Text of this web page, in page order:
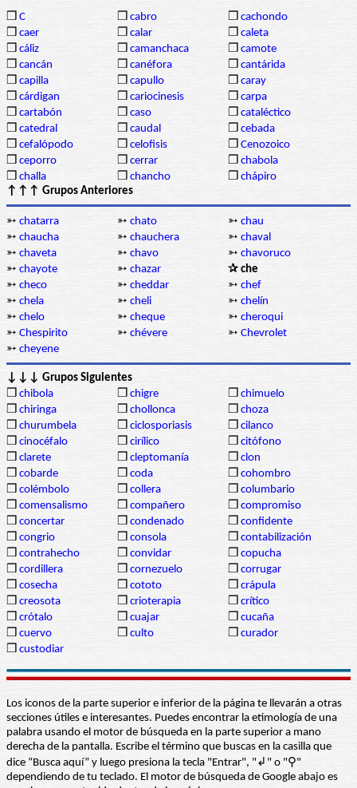
❒ C ❒ cabro ❒ cachondo
❒ caer ❒ calar ❒ caleta
❒ cáliz ❒ camanchaca ❒ camote
❒ cancán ❒ canéfora ❒ cantárida
❒ capilla ❒ capullo ❒ caray
❒ cárdigan ❒ cariocinesis ❒ carpa
❒ cartabón ❒ caso ❒ cataléctico
❒ catedral ❒ caudal ❒ cebada
❒ cefalópodo ❒ celofisis ❒ Cenozoico
❒ ceporro ❒ cerrar ❒ chabola
❒ challa ❒ chancho ❒ chápiro
↑↑↑ Grupos Anteriores
➳ chatarra ➳ chato ➳ chau
➳ chaucha ➳ chauchera ➳ chaval
➳ chaveta ➳ chavo ➳ chavoruco
➳ chayote ➳ chazar
✰ che
➳ checo ➳ cheddar ➳ chef
➳ chela ➳ cheli ➳ chelín
➳ chelo ➳ cheque ➳ cheroqui
➳ Chespirito ➳ chévere ➳ Chevrolet
➳ cheyene
↓↓↓ Grupos Siguientes
❒ chibola ❒ chigre ❒ chimuelo
❒ chiringa ❒ chollonca ❒ choza
❒ churumbela ❒ ciclosporiasis ❒ cilanco
❒ cinocéfalo ❒ cirílico ❒ citófono
❒ clarete ❒ cleptomanía ❒ clon
❒ cobarde ❒ coda ❒ cohombro
❒ colémbolo ❒ collera ❒ columbario
❒ comensalismo ❒ compañero ❒ compromiso
❒ concertar ❒ condenado ❒ confidente
❒ congrio ❒ consola ❒ contabilización
❒ contrahecho ❒ convidar ❒ copucha
❒ cordillera ❒ cornezuelo ❒ corrugar
❒ cosecha ❒ cototo ❒ crápula
❒ creosota ❒ crioterapia ❒ crítico
❒ crótalo ❒ cuajar ❒ cucaña
❒ cuervo ❒ culto ❒ curador
❒ custodiar
Los iconos de la parte superior e inferior de la página te llevarán a otras
secciones útiles e interesantes. Puedes encontrar la etimología de una
palabra usando el motor de búsqueda en la parte superior a mano
derecha de la pantalla. Escribe el término que buscas en la casilla que
dice “Busca aquí” y luego presiona la tecla "Entrar", "↲" o "⚲"
dependiendo de tu teclado. El motor de búsqueda de Google abajo es